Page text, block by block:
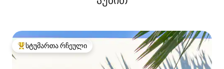
სტუმართა რჩეული მოწინავე ვარიანტი
სტუმართა რჩეული